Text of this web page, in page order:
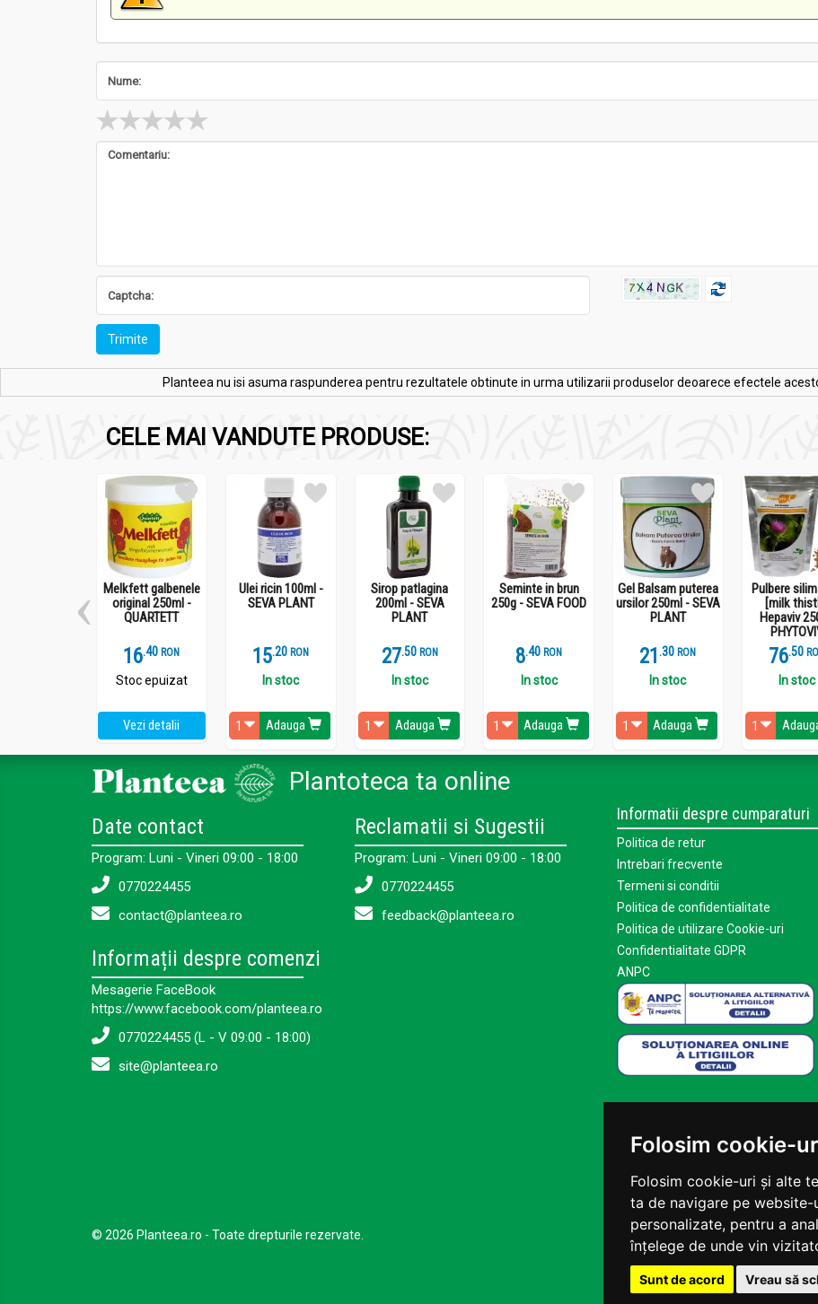
Folosim cookie-
Folosim cookie-uri și alte
ta de navigare pe
personalizate, pentru a
înțelege de unde vin
Sunt de acord Vreau să
Trimite
Planteea nu isi asuma raspunderea pentru rezultatele obtinute in urma utilizarii produselor deoarece efectele
CELE MAI VANDUTE PRODUSE:
Melkfett galbenele
original 250ml -
QUARTETT
16.4 RON
Stoc epuizat
Vezi detalii
Ulei ricin 100ml -
SEVA PLANT
15.2 RON
In stoc
Adauga
Sirop patlagina
200ml - SEVA
PLANT
27.5 RON
In stoc
Adauga
Seminte in brun
250g - SEVA FOOD
8.4 RON
In stoc
Adauga
Gel Balsam puterea
ursilor 250ml - SEVA
PLANT
21 .3 RON
In stoc
Adauga
Pulbere
[milk
Hepaviv
76.5
In stoc
Plantoteca ta online
Date contact
Program: Luni - Vineri 09:00 - 18:00
0770224455
contact@planteea.ro
Reclamatii si Sugestii
Program: Luni - Vineri 09:00 - 18:00
0770224455
feedback@planteea.ro
Informații despre comenzi
Mesagerie FaceBook
https://www.facebook.com/planteea.ro
0770224455 (L - V 09:00 - 18:00)
site@planteea.ro
Informatii despre cumparaturi
Politica de retur
Intrebari frecvente
Termeni si conditii
Politica de confidentialitate
Politica de utilizare Cookie-uri
Confidentialitate GDPR
ANPC
© 2026 Planteea.ro - Toate drepturile rezervate.